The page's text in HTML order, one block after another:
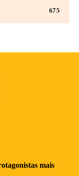
675
mais